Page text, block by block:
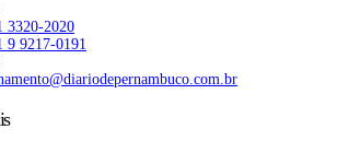
3320-2020
9 9217-0191